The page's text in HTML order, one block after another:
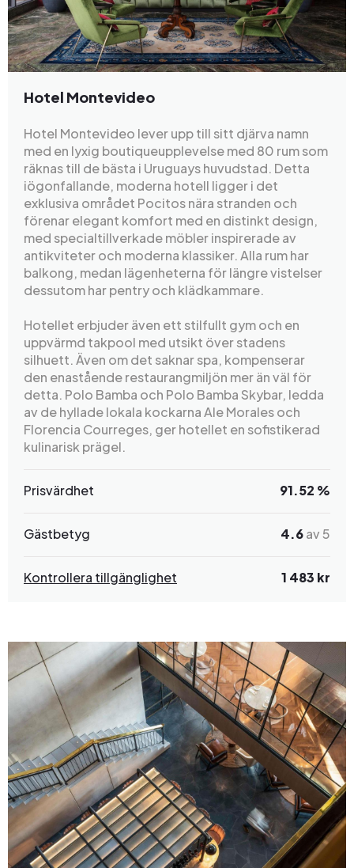
Hotel Montevideo
Hotel Montevideo lever upp till sitt djärva namn
med en lyxig boutiqueupplevelse med 80 rum som
räknas till de bästa i Uruguays huvudstad. Detta
iögonfallande, moderna hotell ligger i det
exklusiva området Pocitos nära stranden och
förenar elegant komfort med en distinkt design,
med specialtillverkade möbler inspirerade av
antikviteter och moderna klassiker. Alla rum har
balkong, medan lägenheterna för längre vistelser
dessutom har pentry och klädkammare.
Hotellet erbjuder även ett stilfullt gym och en
uppvärmd takpool med utsikt över stadens
silhuett. Även om det saknar spa, kompenserar
den enastående restaurangmiljön mer än väl för
detta. Polo Bamba och Polo Bamba Skybar, ledda
av de hyllade lokala kockarna Ale Morales och
Florencia Courreges, ger hotellet en sofistikerad
kulinarisk prägel.
Prisvärdhet 91.52 %
Gästbetyg 4.6av 5
Kontrollera tillgänglighet 1 483 kr